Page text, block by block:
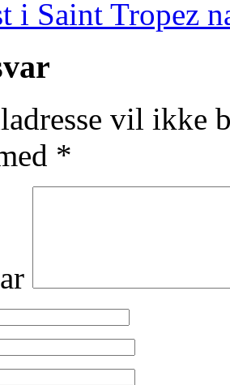
i Saint Tropez
vil ikke
*